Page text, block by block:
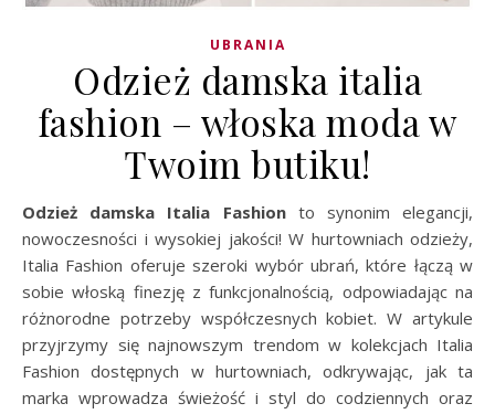
UBRANIA
Odzież damska italia
fashion – włoska moda w
Twoim butiku!
Odzież damska Italia Fashionto synonim elegancji,
nowoczesności i wysokiej jakości! W hurtowniach odzieży,
Italia Fashion oferuje szeroki wybór ubrań, które łączą w
sobie włoską finezję z funkcjonalnością, odpowiadając na
różnorodne potrzeby współczesnych kobiet. W artykule
przyjrzymy się najnowszym trendom w kolekcjach Italia
Fashion dostępnych w hurtowniach, odkrywając, jak ta
marka wprowadza świeżość i styl do codziennych oraz